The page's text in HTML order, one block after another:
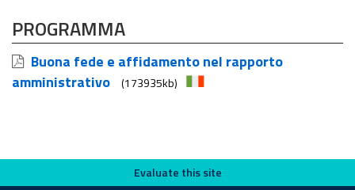
PROGRAMMA
Buona fede e affidamento nel rapporto
amministrativo
(173935kb)
Evaluate this siteEvaluate this site